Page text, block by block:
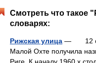
Смотреть что такое
словарях:
Рижская улица — 12
Малой Охте получила